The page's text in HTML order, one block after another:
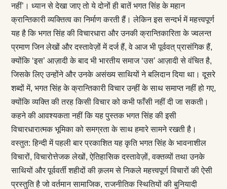
नहीं’। ध्यान से देखा जाए तो ये दोनों ही बातें भगत सिंह के महान
क्रान्तिकारी व्यक्तित्व का निर्माण करती हैं। लेकिन इस सन्दर्भ में महत्त्वपूर्ण
यह है कि भगत सिंह की विचारधारा और उनकी क्रान्तिकारिता के ज्वलन्त
प्रमाण जिन लेखों और दस्तावेज़ों में दर्ज हैं, वे आज भी पूर्ववत् प्रासंगिक हैं,
क्योंकि ‘इस’ आज़ादी के बाद भी भारतीय समाज ‘उस’ आज़ादी से वंचित है,
जिसके लिए उन्होंने और उनके असंख्य साथियों ने बलिदान दिया था। दूसरे
शब्दों में, भगत सिंह के क्रान्तिकारी विचार उन्हीं के साथ समाप्त नहीं हो गए,
क्योंकि व्यक्ति की तरह किसी विचार को कभी फाँसी नहीं दी जा सकती।
कहने की आवश्यकता नहीं कि यह पुस्तक भगत सिंह की इसी
विचारधारात्मक भूमिका को समग्रता के साथ हमारे सामने रखती है।
वस्तुत: हिन्दी में पहली बार प्रकाशित यह कृति भगत सिंह के भावनाशील
विचारों, विचारोत्तेजक लेखों, ऐतिहासिक दस्तावेज़ों, वक्तव्यों तथा उनके
साथियों और पूर्ववर्ती शहीदों की क़लम से निकले महत्त्वपूर्ण विचारों की ऐसी
प्रस्तुति है जो वर्तमान सामाजिक, राजनीतिक स्थितियों की बुनियादी